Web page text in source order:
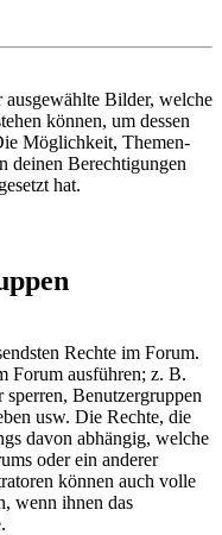
Bilder, welche
können, um dessen
Möglichkeit, Themen-
deinen Berechtigungen
hat.
Rechte im Forum.
Forum ausführen; z. B.
Benutzergruppen
usw. Die Rechte, die
davon abhängig, welche
oder ein anderer
können auch volle
wenn ihnen das